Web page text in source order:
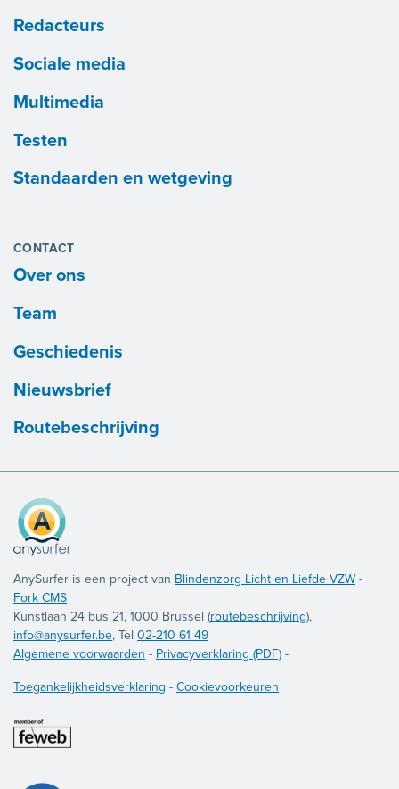
Redacteurs
Sociale media
Multimedia
Testen
Standaarden en wetgeving
CONTACT
Over ons
Team
Geschiedenis
Nieuwsbrief
Routebeschrijving
AnySurfer is een project van Blindenzorg Licht en Liefde VZW -
Fork CMS
Kunstlaan 24 bus 21, 1000 Brussel (routebeschrijving),
info@anysurfer.be, Tel 02-210 61 49
Algemene voorwaarden - Privacyverklaring (PDF) -
Toegankelijkheidsverklaring - Cookievoorkeuren